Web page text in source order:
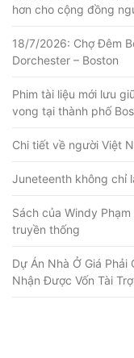
hơn cho cộng đồng
18/7/2026: Chợ Đêm
Dorchester – Boston
Phim tài liệu mới lưu
vong tại thành phố
Chi tiết về người Việt
Juneteenth không chỉ
Sách của Windy
truyền thống
Dự Án Nhà Ở Giá
Nhận Được Vốn Tài